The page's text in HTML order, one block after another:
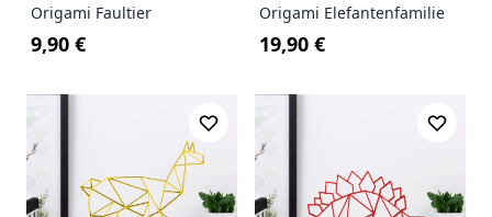
Origami Faultier
9,90 €
Origami Elefantenfamilie
19,90 €